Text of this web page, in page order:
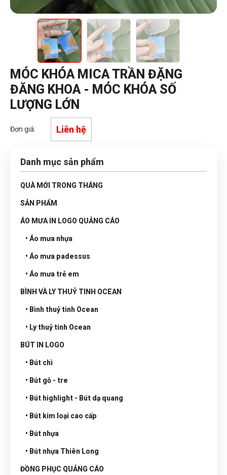
MÓC KHÓA MICA TRẦN ĐẶNG
ĐĂNG KHOA - MÓC KHÓA SỐ
LƯỢNG LỚN
Đơn giá: Liên hệ
Danh mục sản phẩm
QUÀ MỚI TRONG THÁNG
SẢN PHẨM
ÁO MƯA IN LOGO QUẢNG CÁO
• Áo mưa nhựa
• Áo mưa padessus
• Áo mưa trẻ em
BÌNH VÀ LY THUỶ TINH OCEAN
• Bình thuỷ tinh Ocean
• Ly thuỷ tinh Ocean
BÚT IN LOGO
• Bút chì
• Bút gỗ - tre
• Bút highlight - Bút dạ quang
• Bút kim loại cao cấp
• Bút nhựa
• Bút nhựa Thiên Long
ĐỒNG PHỤC QUẢNG CÁO